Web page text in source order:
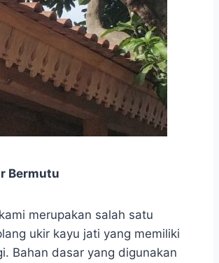
Bermutu
merupakan salah satu
ukir kayu jati yang memiliki
Bahan dasar yang digunakan